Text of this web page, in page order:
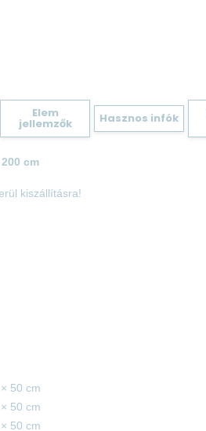
Elem
jellemzők Hasznos infók
cm
kiszállításra!
50 cm
50 cm
50 cm